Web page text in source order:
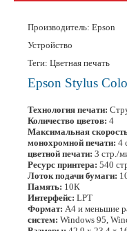
Производитель: Epson
Устройство
Теги: Цветная печать
Epson Stylus
Технология печати:
Количество цветов: 4
Максимальная
монохромной печати: 4
цветной печати: 3 стр./
Ресурс принтера: 540
Лоток подачи бумаги:
Память: 10К
Интерфейс: LPT
Формат: A4 и меньшие
систем: Windows 95,